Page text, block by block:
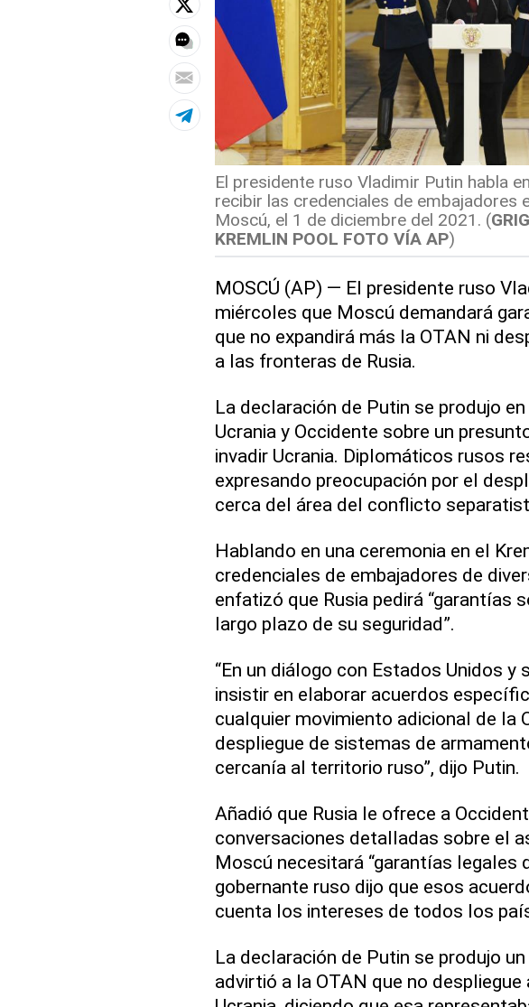
El presidente ruso Vladimir Putin habla
recibir las credenciales de embajadores
Moscú, el 1 de diciembre del 2021. (
KREMLIN POOL FOTO VÍA AP)
MOSCÚ (AP) — El presidente ruso
miércoles que Moscú demandará
que no expandirá más la OTAN ni
a las fronteras de Rusia.
La declaración de Putin se produjo
Ucrania y Occidente sobre un
invadir Ucrania. Diplomáticos rusos
expresando preocupación por el
cerca del área del conflicto
Hablando en una ceremonia en el
credenciales de embajadores de
enfatizó que Rusia pedirá “garantías
largo plazo de su seguridad”.
“En un diálogo con Estados Unidos y
insistir en elaborar acuerdos
cualquier movimiento adicional de la
despliegue de sistemas de
cercanía al territorio ruso”, dijo Putin.
Añadió que Rusia le ofrece a
conversaciones detalladas sobre el
Moscú necesitará “garantías legales
gobernante ruso dijo que esos
cuenta los intereses de todos los
La declaración de Putin se produjo
advirtió a la OTAN que no